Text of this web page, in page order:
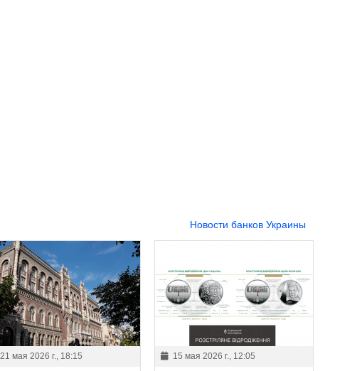
Новости банков Украины
21 мая 2026 г., 18:15 15 мая 2026 г., 12:05